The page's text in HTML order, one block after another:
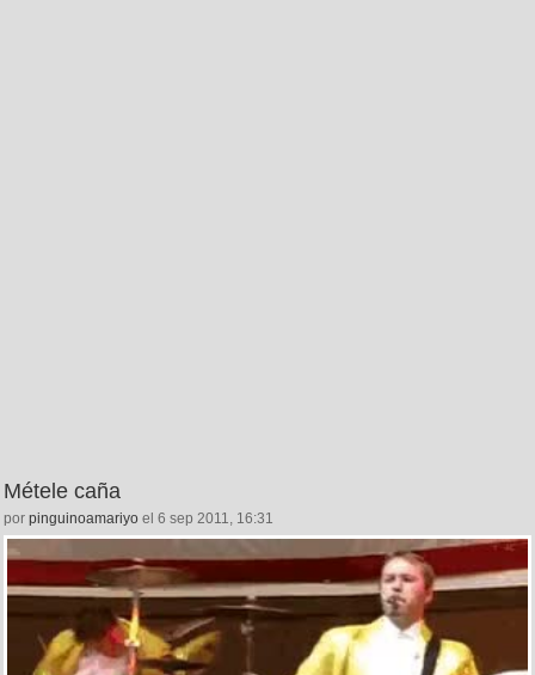
Métele caña
por pinguinoamariyo el 6 sep 2011, 16:31